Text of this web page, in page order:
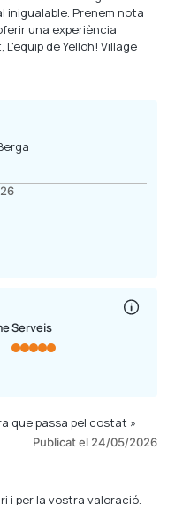
Prenem nota
una experiència
de Yelloh! Village
Serveis
que passa pel costat »
Publicat el 24/05/2026
i per la vostra valoració.